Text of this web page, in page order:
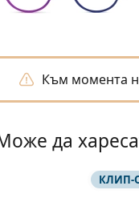
Към момента
да
КЛИП-